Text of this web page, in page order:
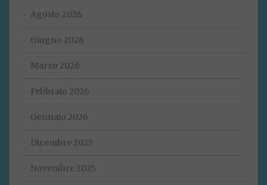
Agosto 2026
Giugno 2026
Marzo 2026
Febbraio 2026
Gennaio 2026
Dicembre 2025
Novembre 2025